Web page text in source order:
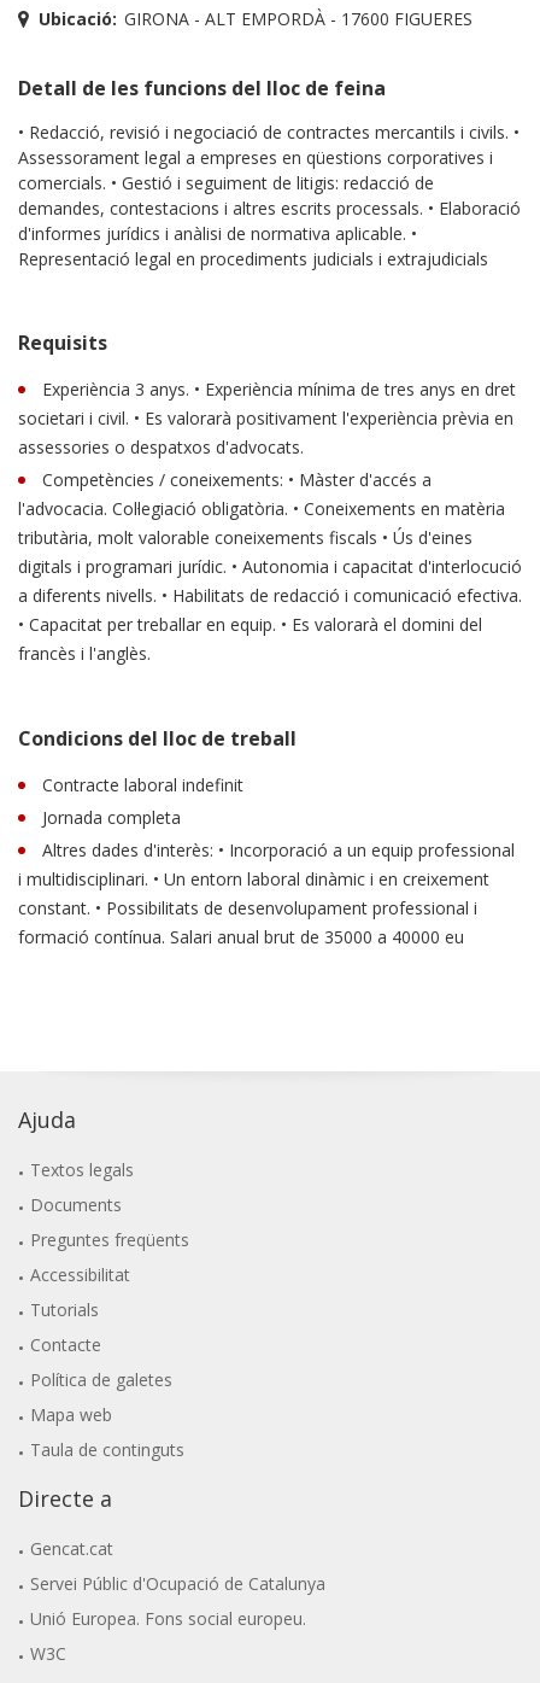
Ubicació: GIRONA - ALT EMPORDÀ - 17600 FIGUERES
Detall de les funcions del lloc de feina
• Redacció, revisió i negociació de contractes mercantils i civils. •
Assessorament legal a empreses en qüestions corporatives i
comercials. • Gestió i seguiment de litigis: redacció de
demandes, contestacions i altres escrits processals. • Elaboració
d'informes jurídics i anàlisi de normativa aplicable. •
Representació legal en procediments judicials i extrajudicials
Requisits
Experiència 3 anys. • Experiència mínima de tres anys en dret
societari i civil. • Es valorarà positivament l'experiència prèvia en
assessories o despatxos d'advocats.
Competències / coneixements: • Màster d'accés a
l'advocacia. Col·legiació obligatòria. • Coneixements en matèria
tributària, molt valorable coneixements fiscals • Ús d'eines
digitals i programari jurídic. • Autonomia i capacitat d'interlocució
a diferents nivells. • Habilitats de redacció i comunicació efectiva.
• Capacitat per treballar en equip. • Es valorarà el domini del
francès i l'anglès.
Condicions del lloc de treball
Contracte laboral indefinit
Jornada completa
Altres dades d'interès: • Incorporació a un equip professional
i multidisciplinari. • Un entorn laboral dinàmic i en creixement
constant. • Possibilitats de desenvolupament professional i
formació contínua. Salari anual brut de 35000 a 40000 eu
Ajuda
Textos legals
Documents
Preguntes freqüents
Accessibilitat
Tutorials
Contacte
Política de galetes
Mapa web
Taula de continguts
Directe a
Gencat.cat
Servei Públic d'Ocupació de Catalunya
Unió Europea. Fons social europeu.
W3C